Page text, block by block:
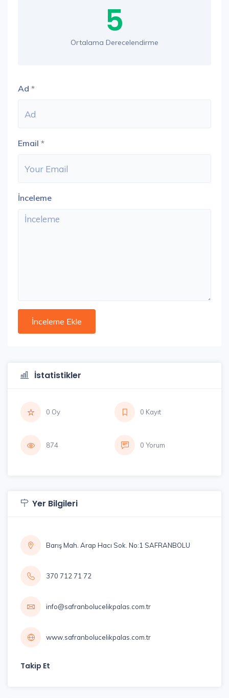
5
Ortalama Derecelendirme
Ad *
Email *
İnceleme
İstatistikler
0 Oy 0 Kayıt
874 0 Yorum
Yer Bilgileri
Barış Mah. Arap Hacı Sok. No:1 SAFRANBOLU
370 712 71 72
info@safranbolucelikpalas.com.tr
www.safranbolucelikpalas.com.tr
Takip Et